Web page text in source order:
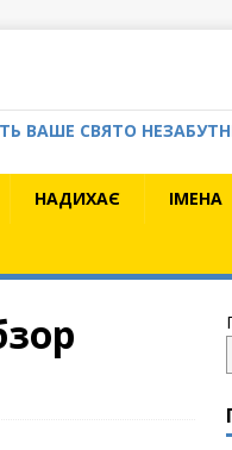
ВАШЕ СВЯТО
НАДИХАЄ ІМЕНА